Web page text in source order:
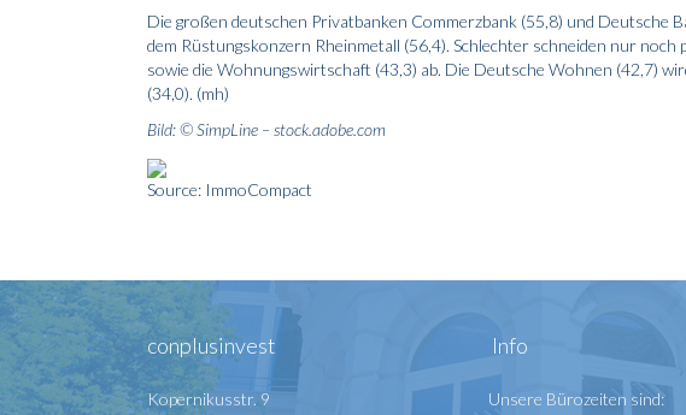
Die großen deutschen Privatbanken Commerzbank (55,8) und Deutsche
dem Rüstungskonzern Rheinmetall (56,4). Schlechter schneiden nur
sowie die Wohnungswirtschaft (43,3) ab. Die Deutsche Wohnen (42,7)
(34,0). (mh)
Bild: © SimpLine – stock.adobe.com
Source: ImmoCompact
conplusinvest
Kopernikusstr. 9
Info
Unsere Bürozeiten sind: